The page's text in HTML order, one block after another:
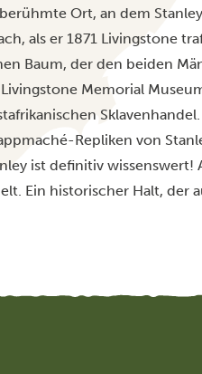
Ort, an dem
als er 1871 Livingstone
Baum, der den beiden
Memorial
Repliken von
ist definitiv wissenswert!
Ein historischer Halt, der